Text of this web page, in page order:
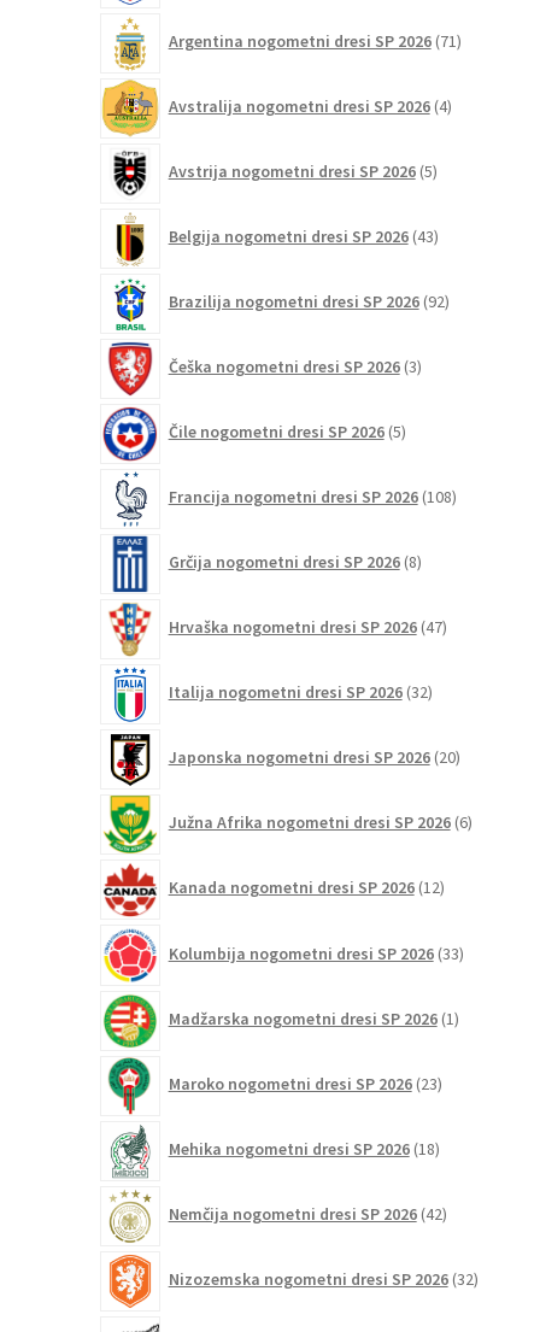
Argentina nogometni dresi SP 2026 71izdelkov
Avstralija nogometni dresi SP 2026 4izdelki
Avstrija nogometni dresi SP 2026 5izdelkov
Belgija nogometni dresi SP 2026 43izdelkov
Brazilija nogometni dresi SP 2026 92izdelkov
Češka nogometni dresi SP 2026 3izdelki
Čile nogometni dresi SP 2026 5izdelkov
Francija nogometni dresi SP 2026 108izdelkov
Grčija nogometni dresi SP 2026 8izdelkov
Hrvaška nogometni dresi SP 2026 47izdelkov
Italija nogometni dresi SP 2026 32izdelkov
Japonska nogometni dresi SP 2026 20izdelkov
Južna Afrika nogometni dresi SP 2026 6izdelkov
Kanada nogometni dresi SP 2026 12izdelkov
Kolumbija nogometni dresi SP 2026 33izdelkov
Madžarska nogometni dresi SP 2026 1izdelek
Maroko nogometni dresi SP 2026 23izdelkov
Mehika nogometni dresi SP 2026 18izdelkov
Nemčija nogometni dresi SP 2026 42izdelkov
Nizozemska nogometni dresi SP 2026 32izdelkov